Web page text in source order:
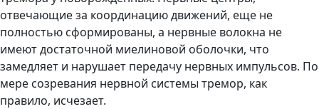
отвечающие за координацию движений, еще не
полностью сформированы, а нервные волокна не
имеют достаточной миелиновой оболочки, что
замедляет и нарушает передачу нервных импульсов. По
мере созревания нервной системы тремор, как
правило, исчезает.